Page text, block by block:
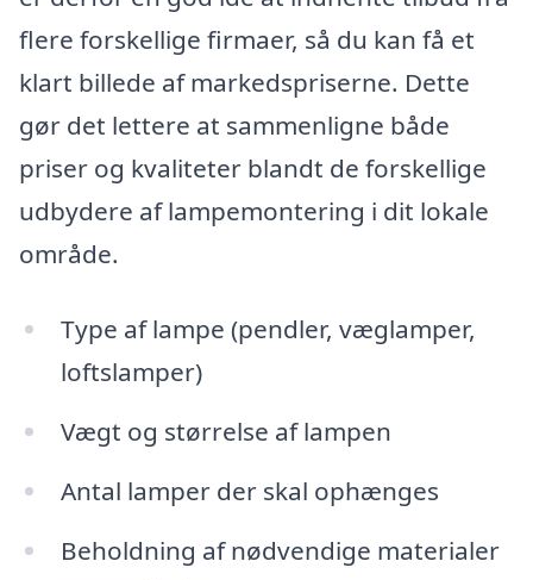
flere forskellige firmaer, så du kan få et
klart billede af markedspriserne. Dette
gør det lettere at sammenligne både
priser og kvaliteter blandt de forskellige
udbydere af lampemontering i dit lokale
område.
Type af lampe (pendler, væglamper,
loftslamper)
Vægt og størrelse af lampen
Antal lamper der skal ophænges
Beholdning af nødvendige materialer